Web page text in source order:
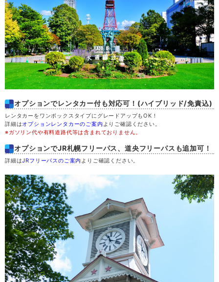
日 23
月 24
火 25
水 26
木 27
日 30
月 31
オプションでレンタカー付も対応可！(ハイブリッド/免責込)
レンタカーをワンボックスタイプにグレードアップもOK！
詳細はオプションレンタカーのご案内 よりご確認ください。
※ガソリン代や有料道路代等は含まれておりません。
オプションでJR札幌フリーパス、道央フリーパスも追加可！
詳細はJRフリーパスのご案内 よりご確認ください。